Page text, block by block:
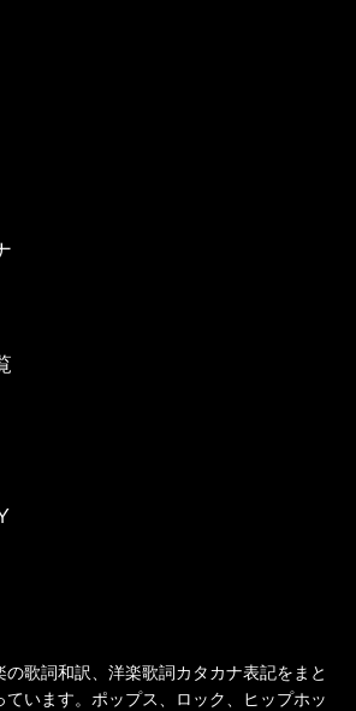
歌詞和訳、洋楽歌詞カタカナ表記をまと
います。ポップス、ロック、ヒップホッ